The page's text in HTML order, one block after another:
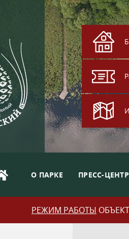
О ПАРКЕ ПРЕСС-ЦЕНТР
РЕЖИМ РАБОТЫ